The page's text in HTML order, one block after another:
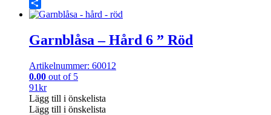
Share
Garnblåsa – Hård 6 ” Röd
Artikelnummer: 60012
0.00 out of 5
91kr
Lägg till i önskelista
Lägg till i önskelista